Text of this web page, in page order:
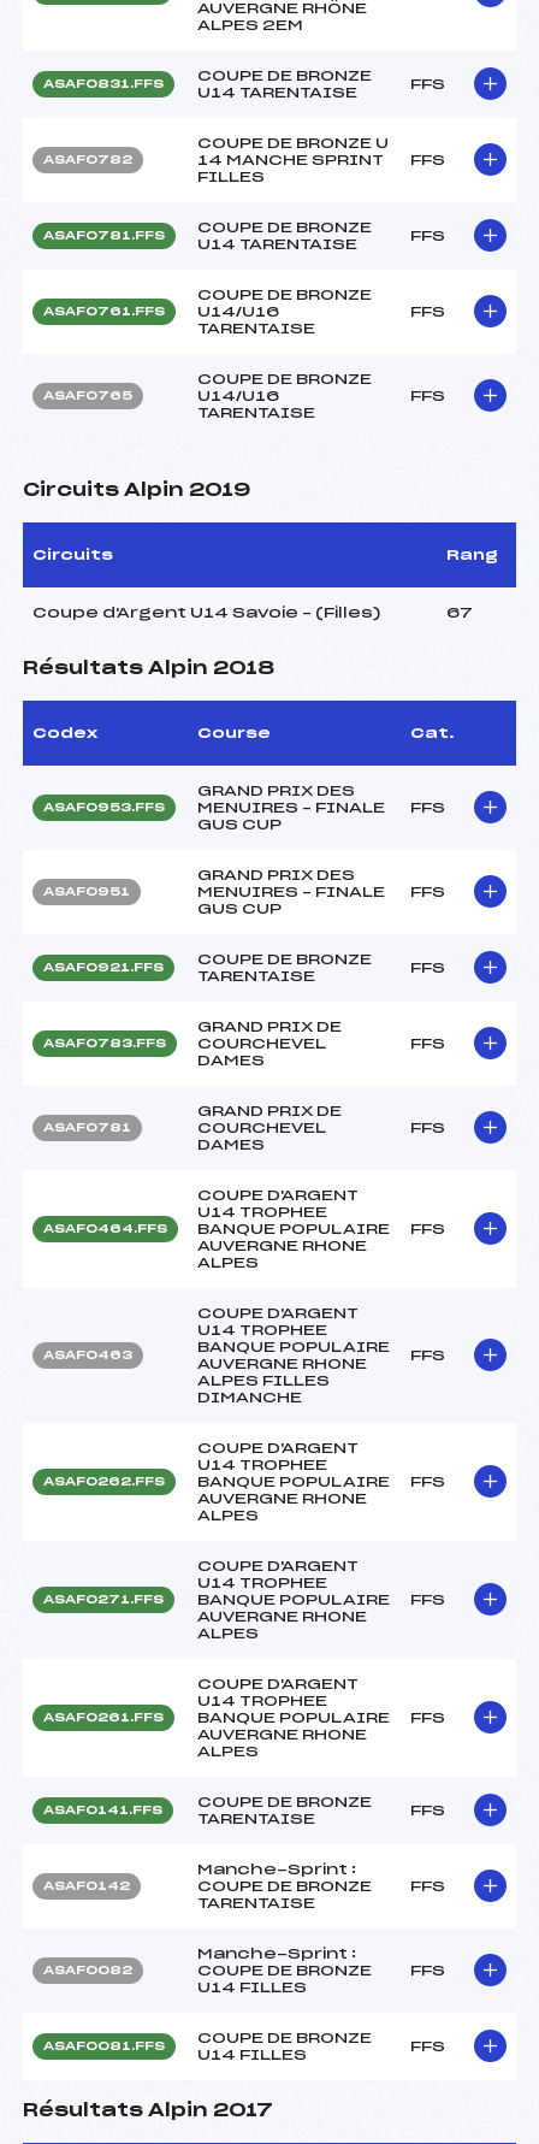
AUVERGNE RHÔNE
ALPES 2EM
ASAF0831.FFS
COUPE DE BRONZE
U14 TARENTAISE
FFS
ASAF0782
COUPE DE BRONZE U
14 MANCHE SPRINT
FILLES
FFS
ASAF0781.FFS
COUPE DE BRONZE
U14 TARENTAISE
FFS
ASAF0761.FFS
COUPE DE BRONZE
U14/U16
TARENTAISE
FFS
ASAF0765
COUPE DE BRONZE
U14/U16
TARENTAISE
FFS
Circuits Alpin 2019
Circuits Rang
Coupe d'Argent U14 Savoie – (Filles) 67
Résultats Alpin 2018
Codex Course Cat.
ASAF0953.FFS
GRAND PRIX DES
MENUIRES – FINALE
GUS CUP
FFS
ASAF0951
GRAND PRIX DES
MENUIRES – FINALE
GUS CUP
FFS
ASAF0921.FFS
COUPE DE BRONZE
TARENTAISE
FFS
ASAF0783.FFS
GRAND PRIX DE
COURCHEVEL
DAMES
FFS
ASAF0781
GRAND PRIX DE
COURCHEVEL
DAMES
FFS
ASAF0464.FFS
COUPE D'ARGENT
U14 TROPHEE
BANQUE POPULAIRE
AUVERGNE RHONE
ALPES
FFS
ASAF0463
COUPE D'ARGENT
U14 TROPHEE
BANQUE POPULAIRE
AUVERGNE RHONE
ALPES FILLES
DIMANCHE
FFS
ASAF0262.FFS
COUPE D'ARGENT
U14 TROPHEE
BANQUE POPULAIRE
AUVERGNE RHONE
ALPES
FFS
ASAF0271.FFS
COUPE D'ARGENT
U14 TROPHEE
BANQUE POPULAIRE
AUVERGNE RHONE
ALPES
FFS
ASAF0261.FFS
COUPE D'ARGENT
U14 TROPHEE
BANQUE POPULAIRE
AUVERGNE RHONE
ALPES
FFS
ASAF0141.FFS
COUPE DE BRONZE
TARENTAISE
FFS
ASAF0142
Manche-Sprint :
COUPE DE BRONZE
TARENTAISE
FFS
ASAF0082
Manche-Sprint :
COUPE DE BRONZE
U14 FILLES
FFS
ASAF0081.FFS
COUPE DE BRONZE
U14 FILLES
FFS
Résultats Alpin 2017